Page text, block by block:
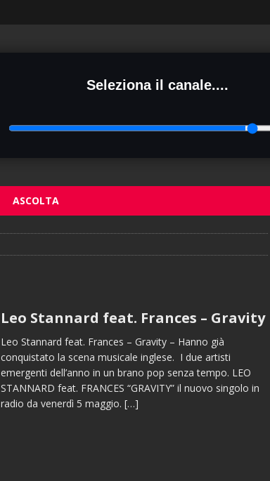
Seleziona il canale....
ASCOLTA
Leo Stannard feat. Frances – Gravity
Leo Stannard feat. Frances – Gravity – Hanno già
conquistato la scena musicale inglese. I due artisti
emergenti dell’anno in un brano pop senza tempo. LEO
STANNARD feat. FRANCES “GRAVITY” il nuovo singolo in
radio da venerdì 5 maggio. […]